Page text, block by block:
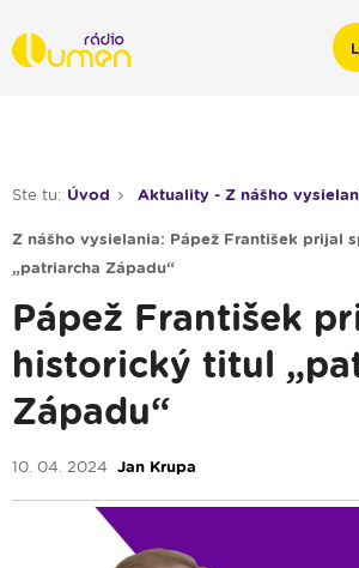
Ste tu: Úvod Aktuality - Z nášho
Z nášho vysielania: Pápež František prijal
„patriarcha Západu“
Pápež František
historický titul
Západu“
10. 04. 2024 Jan Krupa